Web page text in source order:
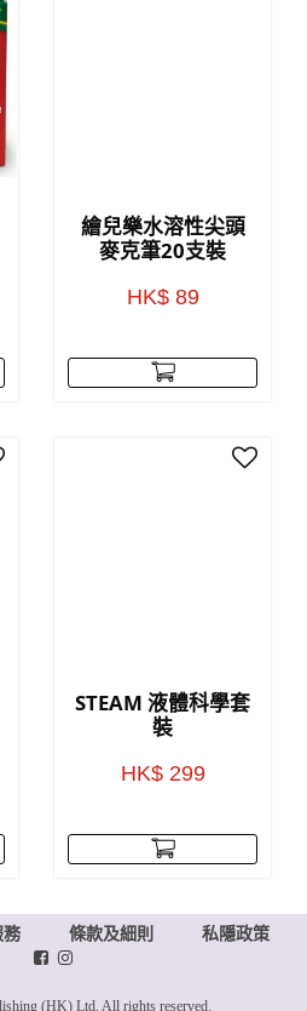
繪兒樂水溶性尖頭
麥克筆20支裝
HK$ 89
STEAM 液體科學套
裝
HK$ 299
務 條款及細則 私隱政策
(HK) Ltd. All rights reserved.